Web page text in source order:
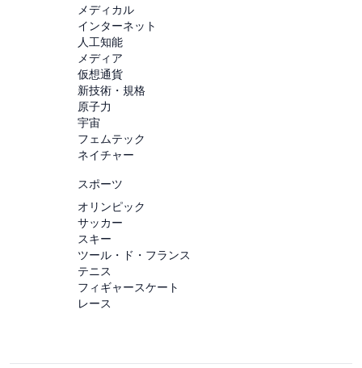
メディカル
インターネット
人工知能
メディア
仮想通貨
新技術・規格
原子力
宇宙
フェムテック
ネイチャー
スポーツ
オリンピック
サッカー
スキー
ツール・ド・フランス
テニス
フィギャースケート
レース